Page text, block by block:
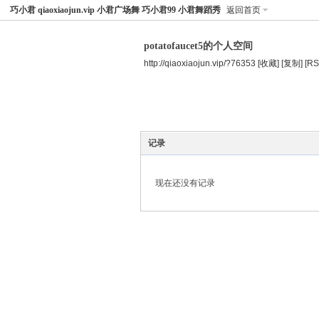
巧小君 qiaoxiaojun.vip 小君广场舞 巧小君99 小君舞蹈秀 返回首页
potatofaucet5的个人空间
http://qiaoxiaojun.vip/?76353 [收藏] [复制]
记录
现在还没有记录